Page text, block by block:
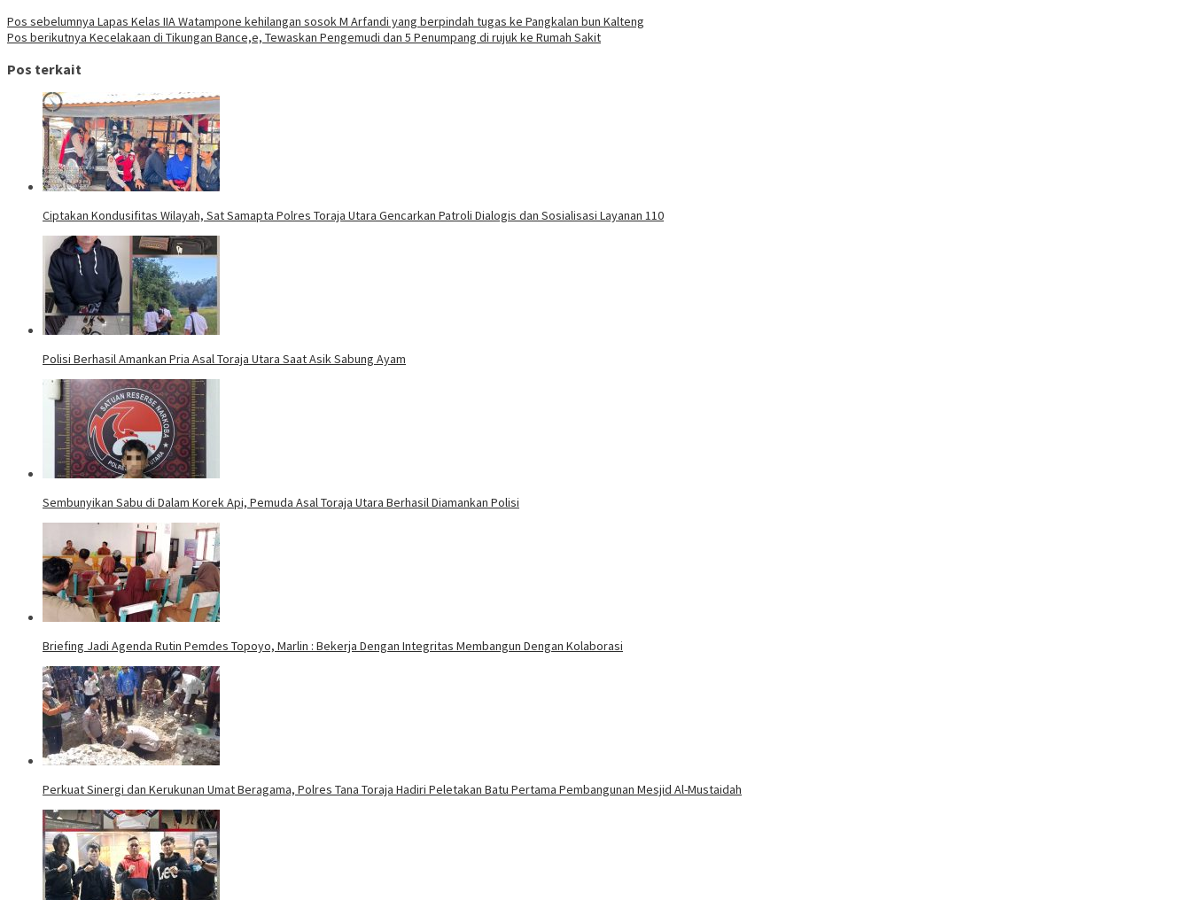
Pos sebelumnya Lapas Kelas IIA Watampone kehilangan sosok M Arfandi yang berpindah tugas ke Pangkalan bun Kalteng
Pos berikutnya Kecelakaan di Tikungan Bance,e, Tewaskan Pengemudi dan 5 Penumpang di rujuk ke Rumah Sakit
Pos terkait
Ciptakan Kondusifitas Wilayah, Sat Samapta Polres Toraja Utara Gencarkan Patroli Dialogis dan Sosialisasi Layanan 110
Polisi Berhasil Amankan Pria Asal Toraja Utara Saat Asik Sabung Ayam
Sembunyikan Sabu di Dalam Korek Api, Pemuda Asal Toraja Utara Berhasil Diamankan Polisi
Briefing Jadi Agenda Rutin Pemdes Topoyo, Marlin : Bekerja Dengan Integritas Membangun Dengan Kolaborasi
Perkuat Sinergi dan Kerukunan Umat Beragama, Polres Tana Toraja Hadiri Peletakan Batu Pertama Pembangunan Mesjid Al-Mustaidah